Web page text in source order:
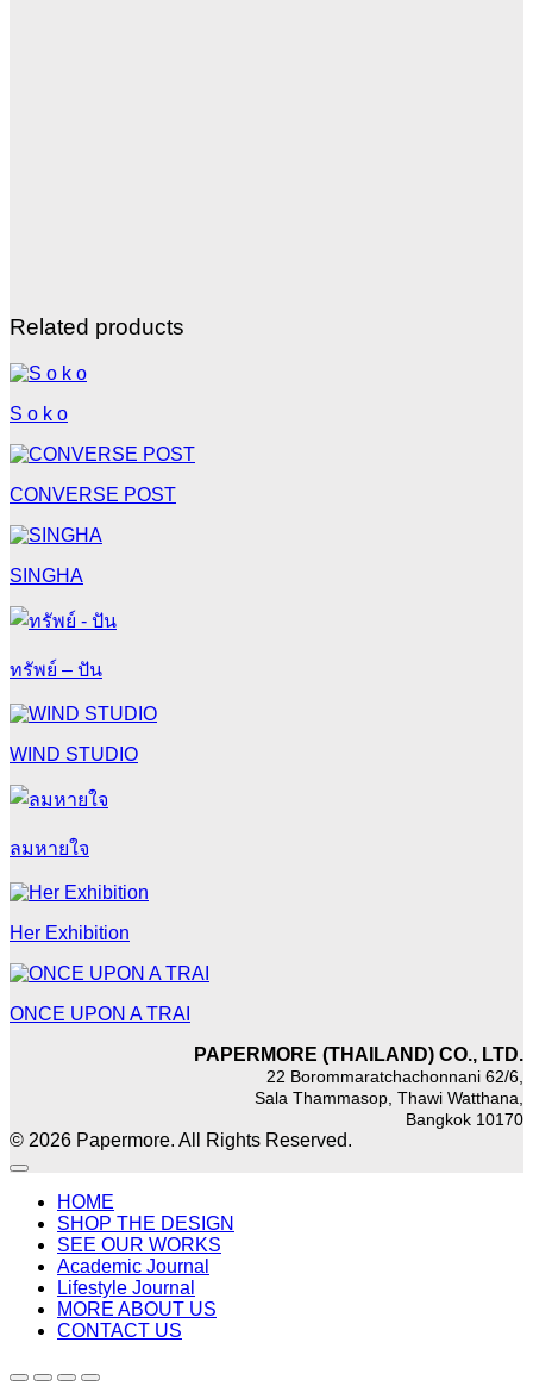
Related products
S o k o
CONVERSE POST
SINGHA
ทรัพย์ – ปัน
WIND STUDIO
ลมหายใจ
Her Exhibition
ONCE UPON A TRAI
PAPERMORE (THAILAND) CO., LTD.
22 Borommaratchachonnani 62/6,
Sala Thammasop, Thawi Watthana,
Bangkok 10170
© 2026 Papermore. All Rights Reserved.
HOME
SHOP THE DESIGN
SEE OUR WORKS
Academic Journal
Lifestyle Journal
MORE ABOUT US
CONTACT US